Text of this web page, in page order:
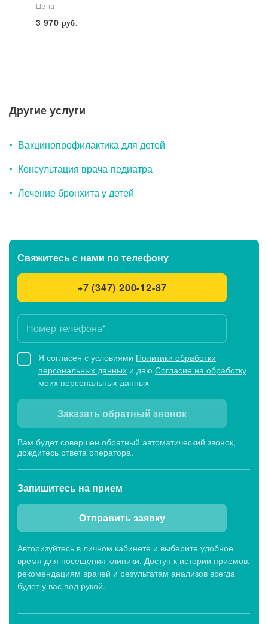
Цена
3 970 руб.
Клинико-диагностические центры
Клинико-диагностический центр «МЕДСИ-
Промедицина» на ул. Авроры, 18 в Уфе
Детские клиники
Сейчас открыто
Клиники первичного приема
Клиника МЕДСИ-Промедицина на ул. Ферина, 39
в Уфе
Сейчас открыто
Будни: c 8:00 до 21:00,
Другие услуги
Вакцинопрофилактика для детей
Консультация врача-педиатра
Лечение бронхита у детей
Свяжитесь с нами по телефону
+7 (347) 200-12-87
Я согласен с условиями Политики обработки
персональных данных и даю Согласие на обработку
моих персональных данных
Заказать обратный звонок
Вам будет совершен обратный автоматический звонок,
дождитесь ответа оператора.
Запишитесь на прием
Отправить заявку
Авторизуйтесь в личном кабинете и выберите удобное
время для посещения клиники. Доступ к истории приемов,
рекомендациям врачей и результатам анализов всегда
будет у вас под рукой.